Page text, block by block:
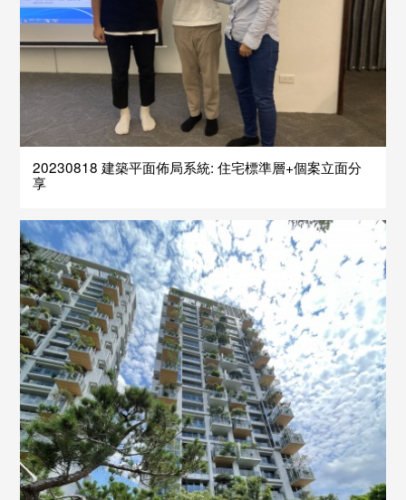
20230818 建築平面佈局系統: 住宅標準層+個案立面分
享